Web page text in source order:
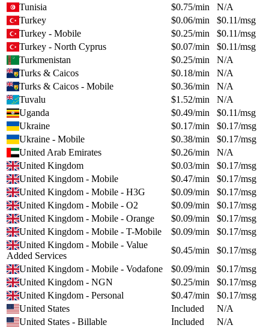
Tunisia
$0.75/min
N/A
Turkey
$0.06/min $0.11/msg
Turkey - Mobile
$0.25/min $0.11/msg
Turkey - North Cyprus
$0.07/min $0.11/msg
Turkmenistan
$0.25/min
N/A
Turks & Caicos
$0.18/min
N/A
Turks & Caicos - Mobile
$0.36/min
N/A
Tuvalu
$1.52/min
N/A
Uganda
$0.49/min $0.11/msg
Ukraine
$0.17/min $0.17/msg
Ukraine - Mobile
$0.38/min $0.17/msg
United Arab Emirates
$0.26/min
N/A
United Kingdom
$0.03/min $0.17/msg
United Kingdom - Mobile
$0.47/min $0.17/msg
United Kingdom - Mobile - H3G
$0.09/min $0.17/msg
United Kingdom - Mobile - O2
$0.09/min $0.17/msg
United Kingdom - Mobile - Orange
$0.09/min $0.17/msg
United Kingdom - Mobile - T-Mobile
$0.09/min $0.17/msg
United Kingdom - Mobile - Value
Added Services
$0.45/min $0.17/msg
United Kingdom - Mobile - Vodafone
$0.09/min $0.17/msg
United Kingdom - NGN
$0.25/min $0.17/msg
United Kingdom - Personal
$0.47/min $0.17/msg
United States
Included
N/A
United States - Billable
Included
N/A